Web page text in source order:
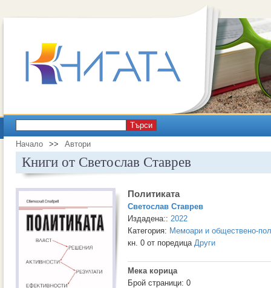
Търси
Начало >> Автори
Книги от Светослав Ставрев
Политиката
Светослав Ставрев
Издадена:: 2022
Категория: Мемоари и обществено-
кн. 0 от поредица Други
Мека корица
Брой страници: 0